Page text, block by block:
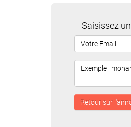
Saisissez
Retour sur